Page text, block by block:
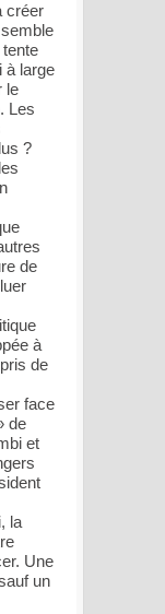
créer
à large
le
Les
?
de
à
de
face
de
et
la
Une
un